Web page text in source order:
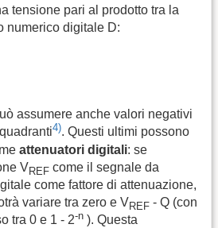
tensione pari al prodotto tra la
numerico digitale D:
assumere anche valori negativi
4). Questi ultimi possono
attenuatori digitali: se
VREF come il segnale da
come fattore di attenuazione,
variare tra zero e VREF - Q (con
tra 0 e 1 - 2-n ). Questa